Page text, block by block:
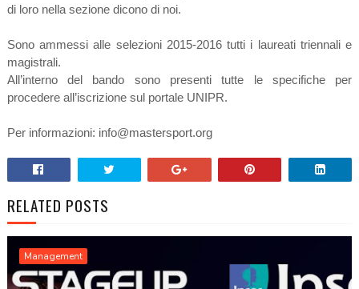
di loro nella sezione dicono di noi.
Sono ammessi alle selezioni 2015-2016 tutti i laureati triennali e
magistrali.
All’interno del bando sono presenti tutte le specifiche per
procedere all’iscrizione sul portale UNIPR.
Per informazioni: info@mastersport.org
RELATED POSTS
Management